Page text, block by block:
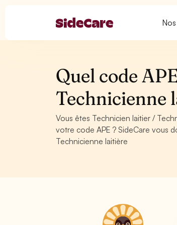
Quel code
Technicienne
Vous êtes Technicien laitier /
votre code APE ? SideCare vous
Technicienne laitière